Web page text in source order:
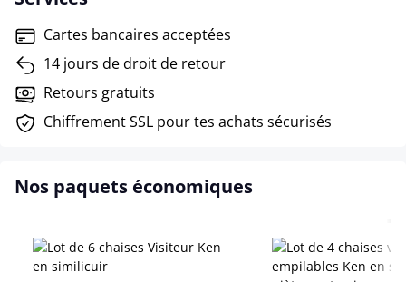
Cartes bancaires acceptées
14 jours de droit de retour
Retours gratuits
Chiffrement SSL pour tes achats sécurisés
Nos paquets économiques